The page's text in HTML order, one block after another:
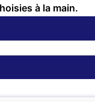
à la main.